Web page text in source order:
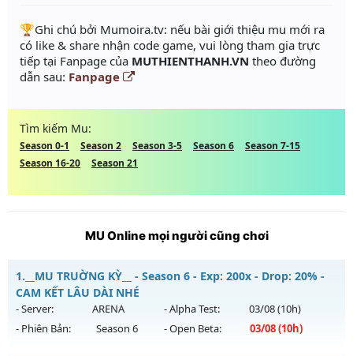
️🏆Ghi chú bởi Mumoira.tv: nếu bài giới thiệu mu mới ra
có like & share nhận code game, vui lòng tham gia trực
tiếp tại Fanpage của MUTHIENTHANH.VN theo đường
dẫn sau: Fanpage
Tìm kiếm Mu:
Season 0-1 Season 2 Season 3-5 Season 6
Season 7-15
Season 16-20
Season 21
MU Online mọi người cũng chơi
1. __MU TRUỜNG KỲ__ - Season 6 - Exp: 200x - Drop: 20% -
CAM KẾT LÂU DÀI NHÉ
- Server: ARENA - Alpha Test: 03/08(10h)
- Phiên Bản:
Season 6 - Open Beta: 03/08(10h)